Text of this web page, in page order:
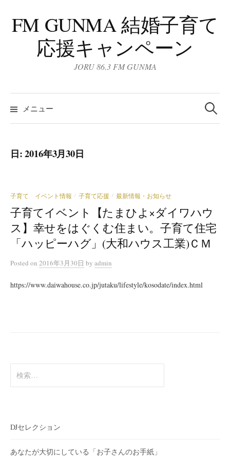
ン
テ
FM GUNMA 結婚子育て
応援キャンペーン
JORU 86.3 FM GUNMA
メニュー
検
索:
日:2016年3月30日
子育て イベント情報 / 子育て応援 / 最新情報・お知らせ
子育てイベント
【たまひよ×ダイワハウ
ス】幸せをはぐくむ住まい。子育て住宅
「ハッピーハグ」(大和ハウス工業)ＣＭ
Posted on 2016年3月30日 by admin
https://www.daiwahouse.co.jp/jutaku/lifestyle/kosodate/index.html
索:
DJセレクション
あなたが大切にしている「お子さんのお手紙」